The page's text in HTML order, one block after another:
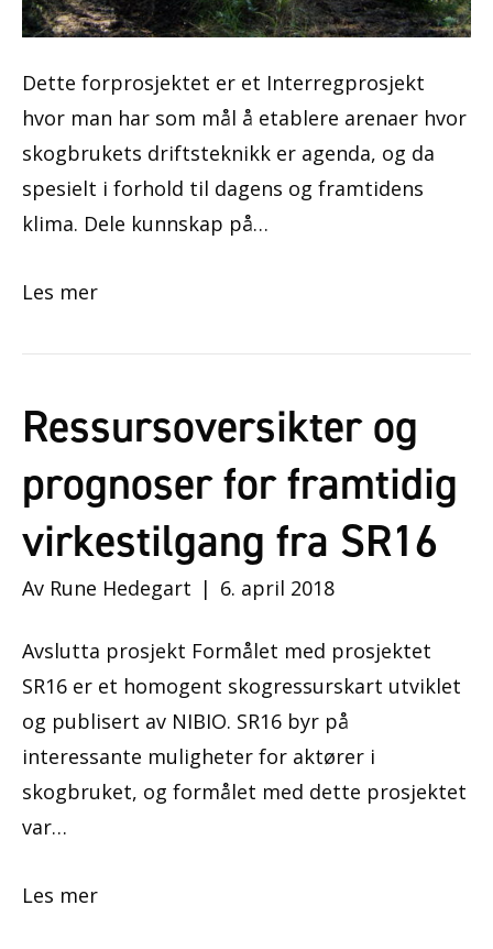
Dette forprosjektet er et Interregprosjekt
hvor man har som mål å etablere arenaer hvor
skogbrukets driftsteknikk er agenda, og da
spesielt i forhold til dagens og framtidens
klima. Dele kunnskap på…
Les mer
Ressursoversikter og
prognoser for framtidig
virkestilgang fra SR16
Av Rune Hedegart | 6. april 2018
Avslutta prosjekt Formålet med prosjektet
SR16 er et homogent skogressurskart utviklet
og publisert av NIBIO. SR16 byr på
interessante muligheter for aktører i
skogbruket, og formålet med dette prosjektet
var…
Les mer